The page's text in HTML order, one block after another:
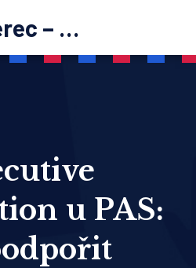
Inspirace Liberec – psychoterapie
u PAS: